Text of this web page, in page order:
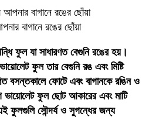
বাগানে রঙের ছোঁয়া
ফুল যা সাধারণত বেগুনি রঙের হয়।
ফুল তার বেগুনি রঙ এবং মিষ্টি
বসন্তকালে ফোটে এবং বাগানকে রঙিন ও
ভায়োলেট ফুল ছোট আকারের এবং মাটি
ফুলগুলি সৌন্দর্য ও সুগন্ধের জন্য